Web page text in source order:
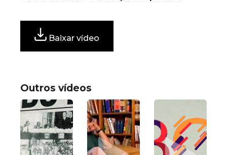
Baixar vídeo
Outros vídeos